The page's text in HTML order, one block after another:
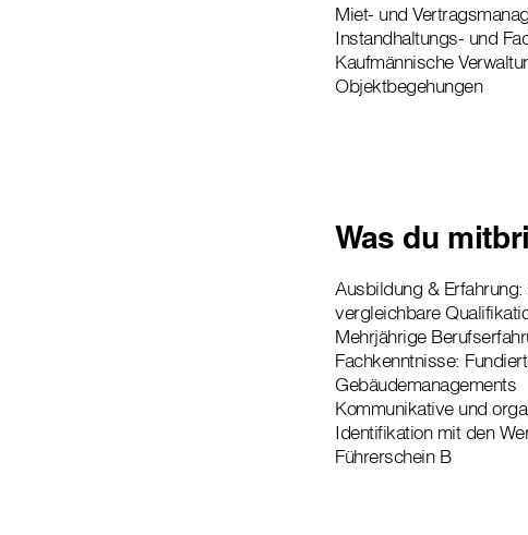
Miet- und
Instandhaltungs- und
Kaufmännische
Objektbegehungen
Was du
Ausbildung &
vergleichbare
Mehrjährige
Fachkenntnisse:
Gebäudemanagements
Kommunikative und
Identifikation mit den
Führerschein B